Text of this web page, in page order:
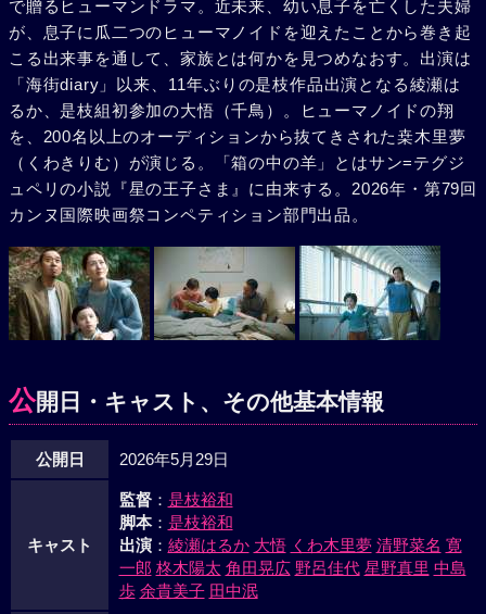
で贈るヒューマンドラマ。近未来、幼い息子を亡くした夫婦
が、息子に瓜二つのヒューマノイドを迎えたことから巻き起
こる出来事を通して、家族とは何かを見つめなおす。出演は
「海街diary」以来、11年ぶりの是枝作品出演となる綾瀬は
るか、是枝組初参加の大悟（千鳥）。ヒューマノイドの翔
を、200名以上のオーディションから抜てきされた桒木里夢
（くわきりむ）が演じる。「箱の中の羊」とはサン=テグジ
ュペリの小説『星の王子さま』に由来する。2026年・第79回
カンヌ国際映画祭コンペティション部門出品。
公開日・キャスト、その他基本情報
公開日 2026年5月29日
キャスト
監督：是枝裕和
脚本：是枝裕和
出演：綾瀬はるか 大悟 くわ木里夢 清野菜名 寛
一郎 柊木陽太 角田晃広 野呂佳代 星野真里 中島
歩 余貴美子 田中泯